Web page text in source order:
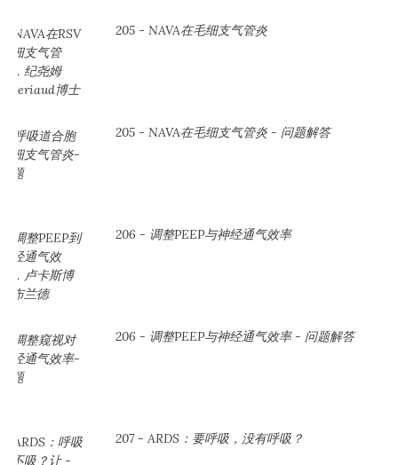
205 - NAVA在毛细支气管炎
205 - NAVA在毛细支气管炎 - 问题解答
206 - 调整PEEP与神经通气效率
206 - 调整PEEP与神经通气效率 - 问题解答
207 - ARDS：要呼吸，没有呼吸？